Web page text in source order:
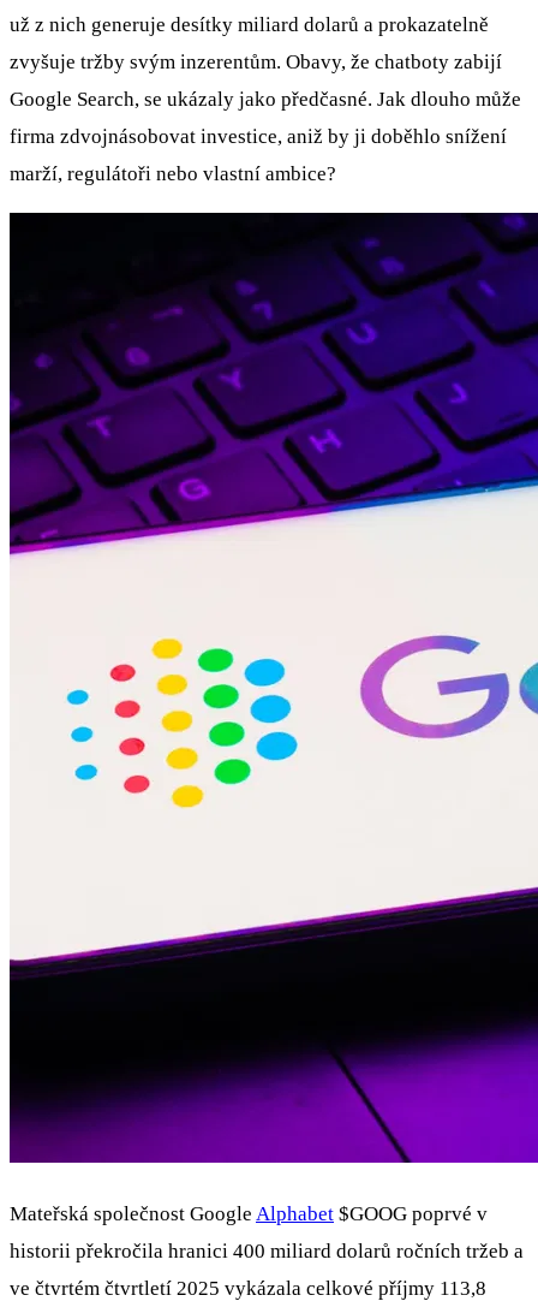
už z nich generuje desítky miliard dolarů a prokazatelně
zvyšuje tržby svým inzerentům. Obavy, že chatboty zabijí
Google Search, se ukázaly jako předčasné. Jak dlouho může
firma zdvojnásobovat investice, aniž by ji doběhlo snížení
marží, regulátoři nebo vlastní ambice?
Mateřská společnost Google Alphabet $GOOG poprvé v
historii překročila hranici 400 miliard dolarů ročních tržeb a
ve čtvrtém čtvrtletí 2025 vykázala celkové příjmy 113,8